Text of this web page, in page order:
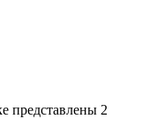
представлены 2